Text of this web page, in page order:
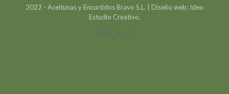
2022 - Aceitunas y Encurtidos Bravo S.L. | Diseño web: Ideo
Estudio Creativo.